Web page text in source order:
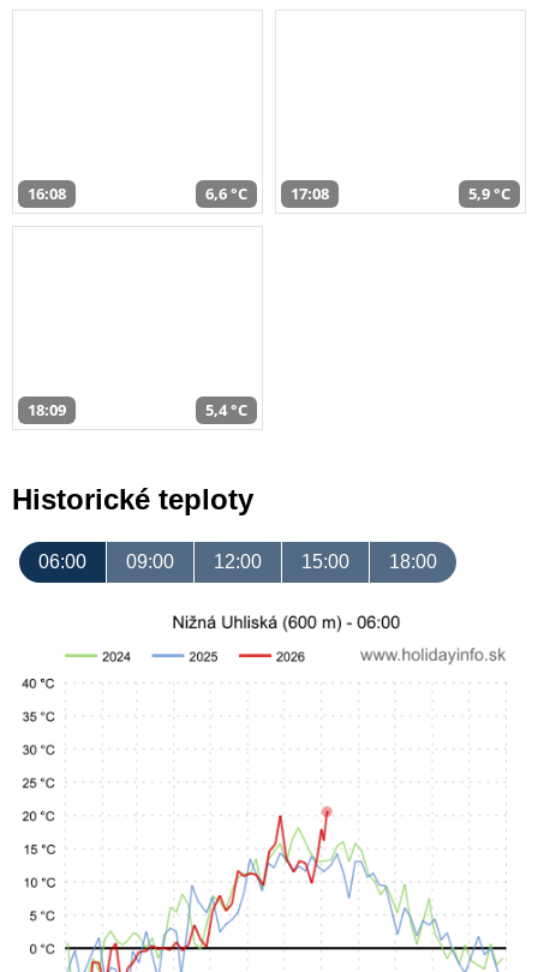
16:08 6,6 °C 17:08 5,9 °C
18:09 5,4 °C
Historické teploty
06:00 09:00 12:00 15:00 18:00